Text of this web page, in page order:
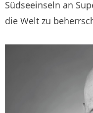
Südseeinseln an
die Welt zu